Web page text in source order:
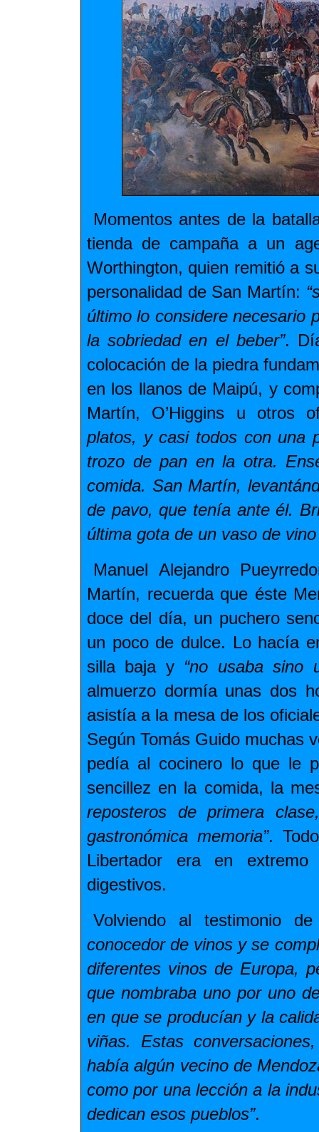
Momentos antes de la
tienda de campaña a un
Worthington, quien remitió a
personalidad de San Martín:
último lo considere necesario
la sobriedad en el beber”.
colocación de la piedra
en los llanos de Maipú, y
Martín, O’Higgins u otros
platos, y casi todos con una
trozo de pan en la otra.
comida. San Martín,
de pavo, que tenía ante él.
última gota de un vaso de
Manuel Alejandro
Martín, recuerda que éste
doce del día, un puchero
un poco de dulce. Lo hacía
silla baja y“no usaba sino
almuerzo dormía unas dos
asistía a la mesa de los
Según Tomás Guido muchas
pedía al cocinero lo que le
sencillez en la comida, la
reposteros de primera
gastronómica memoria”.
Libertador era en
digestivos.
Volviendo al testimonio
conocedor de vinos y se
diferentes vinos de Europa,
que nombraba uno por uno
en que se producían y la
viñas. Estas
había algún vecino de
como por una lección a la
dedican esos pueblos”.